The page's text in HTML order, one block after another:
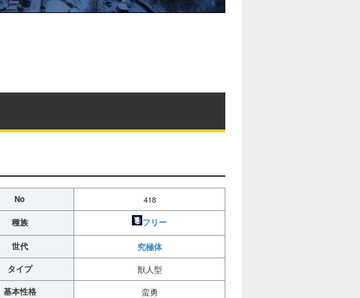
No 418
種族 フリー
世代 究極体
タイプ 獣人型
基本性格 蛮勇